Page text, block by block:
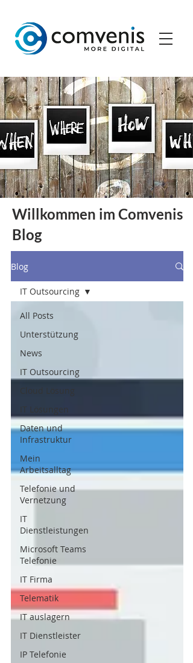
Willkommen im Comvenis
Blog
Blog
All Posts
Unterstützung
News
IT Outsourcing
Cloud Lösung
IT Lösungen
Daten und
Infrastruktur
Mein
Arbeitsalltag
Telefonie und
Vernetzung
IT
Dienstleistungen
Microsoft Teams
Telefonie
IT Firma
Telematik
IT auslagern
IT Dienstleister
IP Telefonie
IT Outsourcing